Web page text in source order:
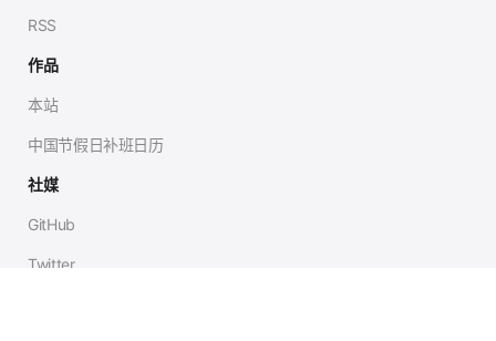
RSS
作品
本站
中国节假日补班日历
社媒
GitHub
Twitter